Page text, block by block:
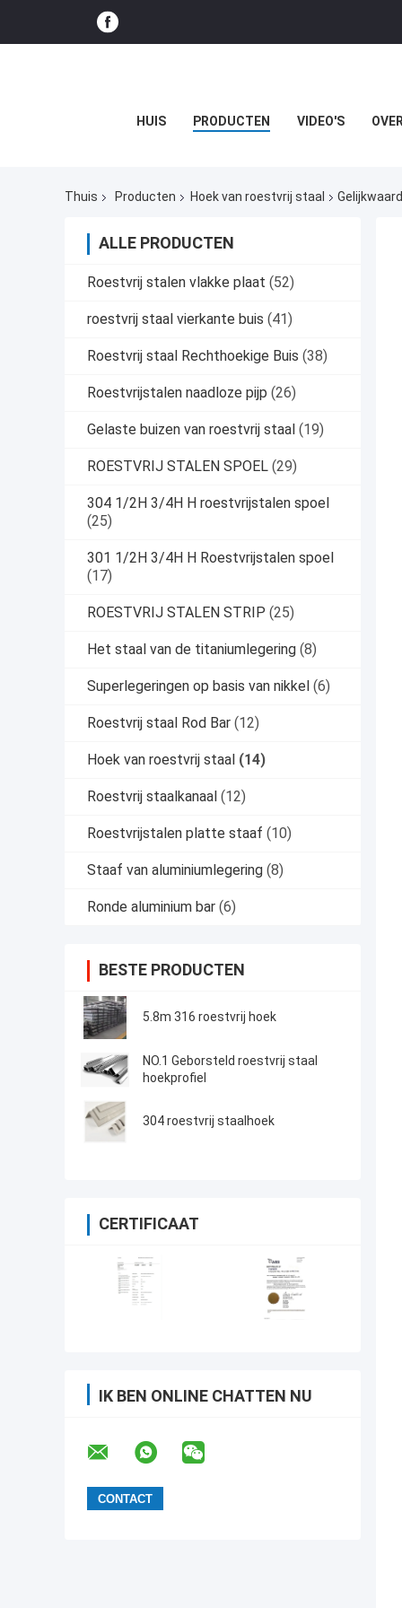
HUIS PRODUCTEN VIDEO'S
Thuis Producten Hoek van roestvrij staal
ALLE PRODUCTEN
Roestvrij stalen vlakke plaat (52)
roestvrij staal vierkante buis (41)
Roestvrij staal Rechthoekige Buis (38)
Roestvrijstalen naadloze pijp (26)
Gelaste buizen van roestvrij staal (19)
ROESTVRIJ STALEN SPOEL (29)
304 1/2H 3/4H H roestvrijstalen spoel
(25)
301 1/2H 3/4H H Roestvrijstalen spoel
(17)
ROESTVRIJ STALEN STRIP (25)
Het staal van de titaniumlegering (8)
Superlegeringen op basis van nikkel (6)
Roestvrij staal Rod Bar (12)
Hoek van roestvrij staal (14)
Roestvrij staalkanaal (12)
Roestvrijstalen platte staaf (10)
Staaf van aluminiumlegering (8)
Ronde aluminium bar (6)
BESTE PRODUCTEN
5.8m 316 roestvrij hoek
NO.1 Geborsteld roestvrij staal
hoekprofiel
304 roestvrij staalhoek
CERTIFICAAT
IK BEN ONLINE CHATTEN NU